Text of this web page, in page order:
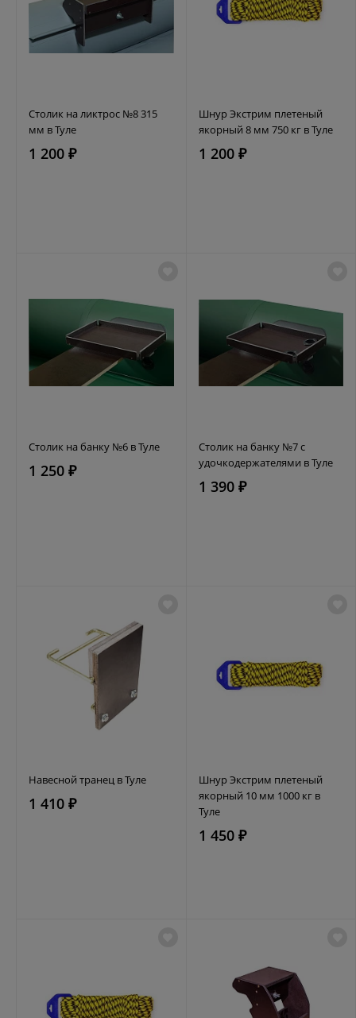
Столик на ликтрос №8 315
мм в Туле
1 200 ₽
Шнур Экстрим плетеный
якорный 8 мм 750 кг в Туле
1 200 ₽
Столик на банку №6 в Туле
1 250 ₽
Столик на банку №7 с
удочкодержателями в Туле
1 390 ₽
Навесной транец в Туле
1 410 ₽
Шнур Экстрим плетеный
якорный 10 мм 1000 кг в
Туле
1 450 ₽